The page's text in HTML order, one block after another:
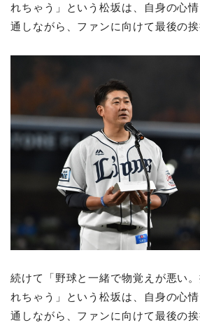
れちゃう」という松坂は、自身の心
通しながら、ファンに向けて最後の挨
続けて「野球と一緒で物覚えが悪い
れちゃう」という松坂は、自身の心
通しながら、ファンに向けて最後の挨